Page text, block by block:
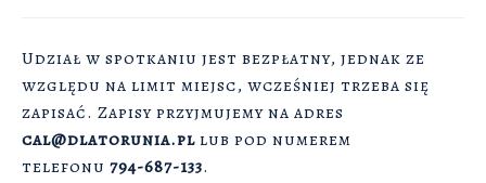
Udział w spotkaniu jest bezpłatny, jednak ze
względu na limit miejsc, wcześniej trzeba się
zapisać. Zapisy przyjmujemy na adres
cal@dlatorunia.pllub pod numerem
telefonu 794-687-133.